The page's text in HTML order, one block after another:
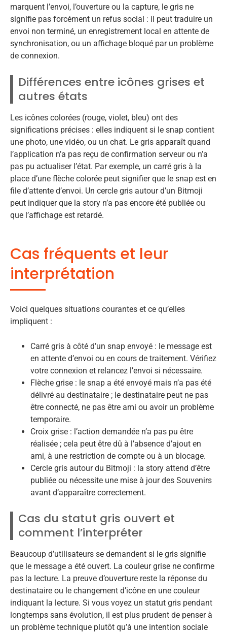
marquent l’envoi, l’ouverture ou la capture, le gris ne
signifie pas forcément un refus social : il peut traduire un
envoi non terminé, un enregistrement local en attente de
synchronisation, ou un affichage bloqué par un problème
de connexion.
Différences entre icônes grises et
autres états
Les icônes colorées (rouge, violet, bleu) ont des
significations précises : elles indiquent si le snap contient
une photo, une vidéo, ou un chat. Le gris apparaît quand
l’application n’a pas reçu de confirmation serveur ou n’a
pas pu actualiser l’état. Par exemple, un carré gris à la
place d’une flèche colorée peut signifier que le snap est en
file d’attente d’envoi. Un cercle gris autour d’un Bitmoji
peut indiquer que la story n’a pas encore été publiée ou
que l’affichage est retardé.
Cas fréquents et leur
interprétation
Voici quelques situations courantes et ce qu’elles
impliquent :
Carré gris à côté d’un snap envoyé : le message est
en attente d’envoi ou en cours de traitement. Vérifiez
votre connexion et relancez l’envoi si nécessaire.
Flèche grise : le snap a été envoyé mais n’a pas été
délivré au destinataire ; le destinataire peut ne pas
être connecté, ne pas être ami ou avoir un problème
temporaire.
Croix grise : l’action demandée n’a pas pu être
réalisée ; cela peut être dû à l’absence d’ajout en
ami, à une restriction de compte ou à un blocage.
Cercle gris autour du Bitmoji : la story attend d’être
publiée ou nécessite une mise à jour des Souvenirs
avant d’apparaître correctement.
Cas du statut gris ouvert et
comment l’interpréter
Beaucoup d’utilisateurs se demandent si le gris signifie
que le message a été ouvert. La couleur grise ne confirme
pas la lecture. La preuve d’ouverture reste la réponse du
destinataire ou le changement d’icône en une couleur
indiquant la lecture. Si vous voyez un statut gris pendant
longtemps sans évolution, il est plus prudent de penser à
un problème technique plutôt qu’à une intention sociale